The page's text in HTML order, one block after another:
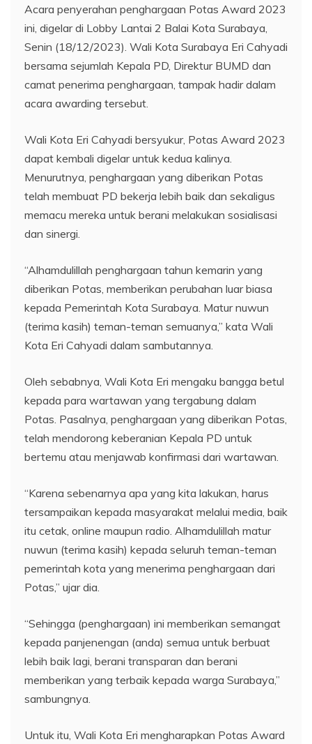
Acara penyerahan penghargaan Potas Award 2023
ini, digelar di Lobby Lantai 2 Balai Kota Surabaya,
Senin (18/12/2023). Wali Kota Surabaya Eri Cahyadi
bersama sejumlah Kepala PD, Direktur BUMD dan
camat penerima penghargaan, tampak hadir dalam
acara awarding tersebut.
Wali Kota Eri Cahyadi bersyukur, Potas Award 2023
dapat kembali digelar untuk kedua kalinya.
Menurutnya, penghargaan yang diberikan Potas
telah membuat PD bekerja lebih baik dan sekaligus
memacu mereka untuk berani melakukan sosialisasi
dan sinergi.
“Alhamdulillah penghargaan tahun kemarin yang
diberikan Potas, memberikan perubahan luar biasa
kepada Pemerintah Kota Surabaya. Matur nuwun
(terima kasih) teman-teman semuanya,” kata Wali
Kota Eri Cahyadi dalam sambutannya.
Oleh sebabnya, Wali Kota Eri mengaku bangga betul
kepada para wartawan yang tergabung dalam
Potas. Pasalnya, penghargaan yang diberikan Potas,
telah mendorong keberanian Kepala PD untuk
bertemu atau menjawab konfirmasi dari wartawan.
“Karena sebenarnya apa yang kita lakukan, harus
tersampaikan kepada masyarakat melalui media, baik
itu cetak, online maupun radio. Alhamdulillah matur
nuwun (terima kasih) kepada seluruh teman-teman
pemerintah kota yang menerima penghargaan dari
Potas,” ujar dia.
“Sehingga (penghargaan) ini memberikan semangat
kepada panjenengan (anda) semua untuk berbuat
lebih baik lagi, berani transparan dan berani
memberikan yang terbaik kepada warga Surabaya,”
sambungnya.
Untuk itu, Wali Kota Eri mengharapkan Potas Award